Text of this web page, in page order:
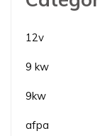
12v
9 kw
9kw
afpa